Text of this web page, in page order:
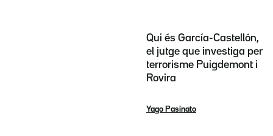
Qui és García-Castellón,
el jutge que investiga per
terrorisme Puigdemont i
Rovira
Yago Pasinato